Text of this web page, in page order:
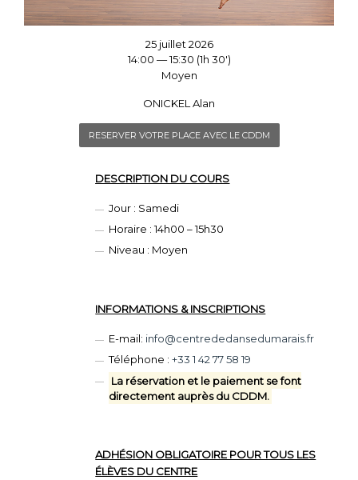
DESCRIPTION DU COURS
Jour : Samedi
Horaire : 14h00 – 15h30
Niveau : Moyen
INFORMATIONS & INSCRIPTIONS
E-mail: info@centrededansedumarais.fr
Téléphone :+33 1 42 77 58 19
La réservation et le paiement se font
directement auprès du CDDM.
ADHÉSION OBLIGATOIRE POUR TOUS LES
ÉLÈVES DU CENTRE
25 juillet 2026
14:00 — 15:30 (1h 30′)
Moyen
ONICKEL Alan
RESERVER VOTRE PLACE AVEC LE CDDM